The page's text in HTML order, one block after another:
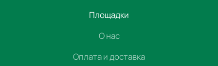
Площадки
О нас
Оплата и доставка